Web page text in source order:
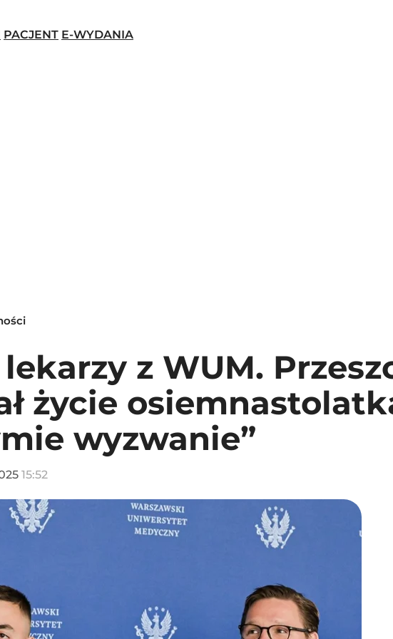
PACJENT E-WYDANIA
z WUM.
życie
wyzwanie”
15:52